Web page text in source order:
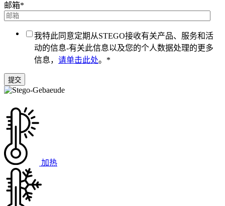
邮箱*
我特此同意定期从STEGO接收有关产品、服务和活
动的信息-有关此信息以及您的个人数据处理的更多
信息， 请单击此处。 *
加热